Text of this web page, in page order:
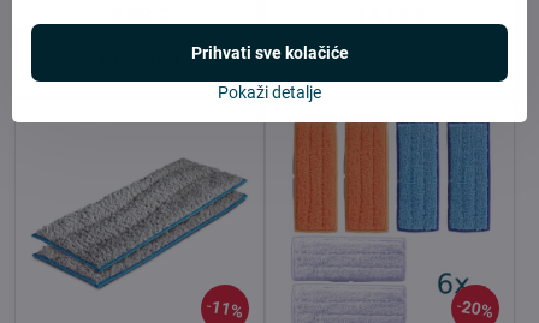
11% 20%
Pokaži detalje
Prihvati sve kolačiće